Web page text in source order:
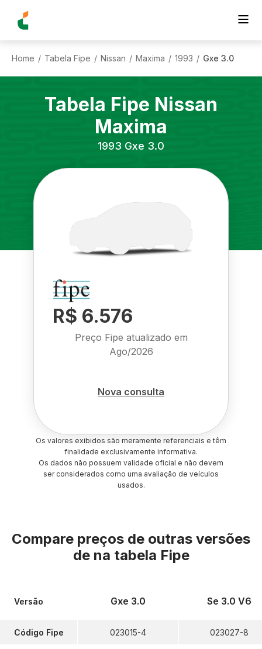
Home / Tabela Fipe / Nissan / Maxima / 1993 / Gxe 3.0
Tabela Fipe Nissan
Maxima
1993 Gxe 3.0
R$ 6.576
Preço Fipe atualizado em
Ago/2026
Nova consulta
Os valores exibidos são meramente referenciais e têm
finalidade exclusivamente informativa.
Os dados não possuem validade oficial e não devem
ser considerados como uma avaliação de veículos
usados.
Compare preços de outras versões
de na tabela Fipe
Versão
Código Fipe
Gxe 3.0
023015-4
Se 3.0 V6
023027-8